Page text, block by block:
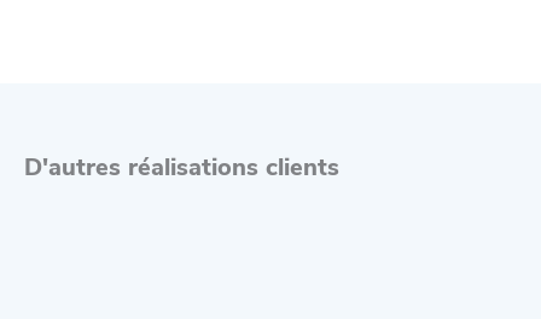
D'autres réalisations clients